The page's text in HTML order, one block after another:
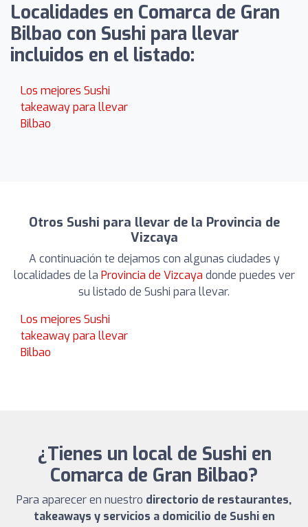
Localidades en Comarca de Gran
Bilbao con Sushi para llevar
incluidos en el listado:
Los mejores Sushi
takeaway para llevar
Bilbao
Otros Sushi para llevar de la Provincia de
Vizcaya
A continuación te dejamos con algunas ciudades y
localidades de la Provincia de Vizcaya donde puedes ver
su listado de Sushi para llevar.
Los mejores Sushi
takeaway para llevar
Bilbao
¿Tienes un local de Sushi en
Comarca de Gran Bilbao?
Para aparecer en nuestro directorio de restaurantes,
takeaways y servicios a domicilio de Sushi en